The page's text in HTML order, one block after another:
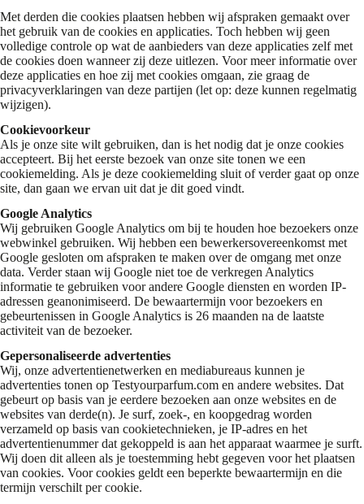
Met derden die cookies plaatsen hebben wij afspraken gemaakt over
het gebruik van de cookies en applicaties. Toch hebben wij geen
volledige controle op wat de aanbieders van deze applicaties zelf met
de cookies doen wanneer zij deze uitlezen. Voor meer informatie over
deze applicaties en hoe zij met cookies omgaan, zie graag de
privacyverklaringen van deze partijen (let op: deze kunnen regelmatig
wijzigen).
Cookievoorkeur
Als je onze site wilt gebruiken, dan is het nodig dat je onze cookies
accepteert. Bij het eerste bezoek van onze site tonen we een
cookiemelding. Als je deze cookiemelding sluit of verder gaat op onze
site, dan gaan we ervan uit dat je dit goed vindt.
Google Analytics
Wij gebruiken Google Analytics om bij te houden hoe bezoekers onze
webwinkel gebruiken. Wij hebben een bewerkersovereenkomst met
Google gesloten om afspraken te maken over de omgang met onze
data. Verder staan wij Google niet toe de verkregen Analytics
informatie te gebruiken voor andere Google diensten en worden IP-
adressen geanonimiseerd. De bewaartermijn voor bezoekers en
gebeurtenissen in Google Analytics is 26 maanden na de laatste
activiteit van de bezoeker.
Gepersonaliseerde advertenties
Wij, onze advertentienetwerken en mediabureaus kunnen je
advertenties tonen op Testyourparfum.com en andere websites. Dat
gebeurt op basis van je eerdere bezoeken aan onze websites en de
websites van derde(n). Je surf, zoek-, en koopgedrag worden
verzameld op basis van cookietechnieken, je IP-adres en het
advertentienummer dat gekoppeld is aan het apparaat waarmee je surft.
Wij doen dit alleen als je toestemming hebt gegeven voor het plaatsen
van cookies. Voor cookies geldt een beperkte bewaartermijn en die
termijn verschilt per cookie.